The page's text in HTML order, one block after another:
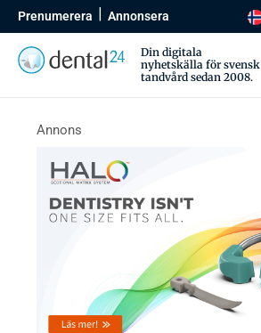
Prenumerera Annonsera
Din digitala
nyhetskälla för svensk
tandvård sedan 2008.